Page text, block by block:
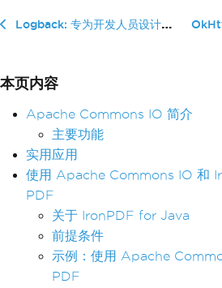
Logback: 专为开发人员设计的 Java 日志记录
本页内容
Apache Commons IO 简介
主要功能
实用应用
使用 Apache Commons IO 和
PDF
关于 IronPDF for Java
前提条件
示例：使用 Apache
PDF